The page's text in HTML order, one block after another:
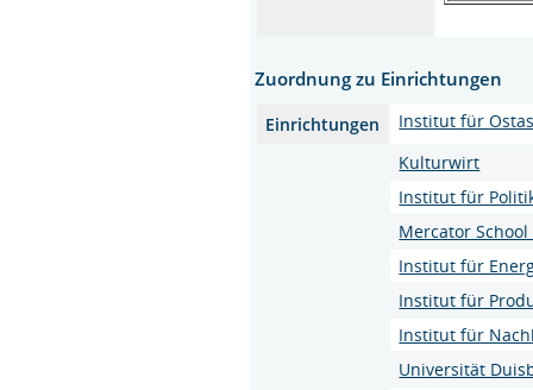
Zuordnung zu Einrichtungen
Einrichtungen
Institut für
Kulturwirt
Institut für
Mercator
Institut für
Institut für
Institut für
Universität